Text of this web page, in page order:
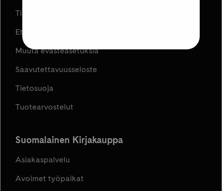
Tilaus- ja toimitusehdot
Etujen ja kampanjoiden ehdot
Muuta evästeasetuksia
Saavutettavuusseloste
Tietosuoja
Tuotearvostelut
Suomalainen Kirjakauppa
Asiakaspalvelu
Avoimet työpaikat